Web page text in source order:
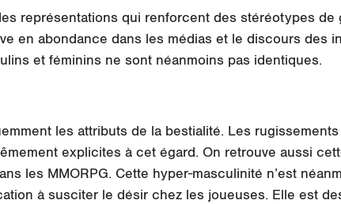
représentations qui renforcent des stéréotypes de
en abondance dans les médias et le discours des
et féminins ne sont néanmoins pas identiques.
les attributs de la bestialité. Les
explicites à cet égard. On retrouve aussi
les MMORPG. Cette hyper-masculinité n’est
à susciter le désir chez les joueuses. Elle est